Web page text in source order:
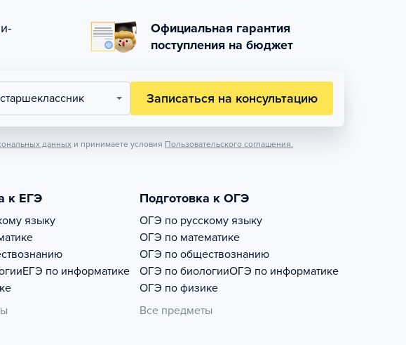
Официальная гарантия
поступления на бюджет
Я старшеклассник Записаться на консультацию
данных и принимаете условия Пользовательского соглашения.
к ЕГЭ
языку
ЕГЭ по информатике
Подготовка к ОГЭ
ОГЭ по русскому языку
ОГЭ по математике
ОГЭ по обществознанию
ОГЭ по биологииОГЭ по информатике
ОГЭ по физике
Все предметы